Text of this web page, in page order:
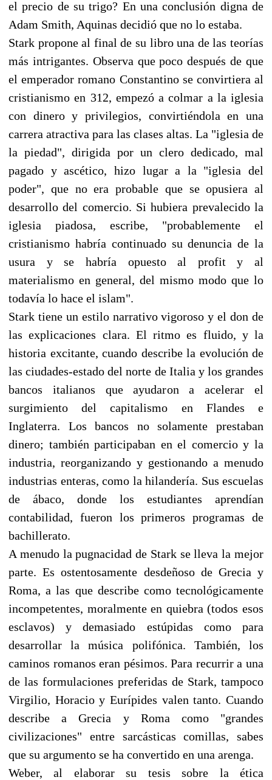
el precio de su trigo? En una conclusión digna de
Adam Smith, Aquinas decidió que no lo estaba.
Stark propone al final de su libro una de las teorías
más intrigantes. Observa que poco después de que
el emperador romano Constantino se convirtiera al
cristianismo en 312, empezó a colmar a la iglesia
con dinero y privilegios, convirtiéndola en una
carrera atractiva para las clases altas. La "iglesia de
la piedad", dirigida por un clero dedicado, mal
pagado y ascético, hizo lugar a la "iglesia del
poder", que no era probable que se opusiera al
desarrollo del comercio. Si hubiera prevalecido la
iglesia piadosa, escribe, "probablemente el
cristianismo habría continuado su denuncia de la
usura y se habría opuesto al profit y al
materialismo en general, del mismo modo que lo
todavía lo hace el islam".
Stark tiene un estilo narrativo vigoroso y el don de
las explicaciones clara. El ritmo es fluido, y la
historia excitante, cuando describe la evolución de
las ciudades-estado del norte de Italia y los grandes
bancos italianos que ayudaron a acelerar el
surgimiento del capitalismo en Flandes e
Inglaterra. Los bancos no solamente prestaban
dinero; también participaban en el comercio y la
industria, reorganizando y gestionando a menudo
industrias enteras, como la hilandería. Sus escuelas
de ábaco, donde los estudiantes aprendían
contabilidad, fueron los primeros programas de
bachillerato.
A menudo la pugnacidad de Stark se lleva la mejor
parte. Es ostentosamente desdeñoso de Grecia y
Roma, a las que describe como tecnológicamente
incompetentes, moralmente en quiebra (todos esos
esclavos) y demasiado estúpidas como para
desarrollar la música polifónica. También, los
caminos romanos eran pésimos. Para recurrir a una
de las formulaciones preferidas de Stark, tampoco
Virgilio, Horacio y Eurípides valen tanto. Cuando
describe a Grecia y Roma como "grandes
civilizaciones" entre sarcásticas comillas, sabes
que su argumento se ha convertido en una arenga.
Weber, al elaborar su tesis sobre la ética